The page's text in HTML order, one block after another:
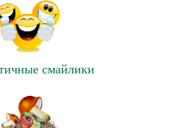
смайлики